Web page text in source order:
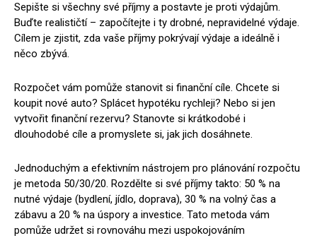
Sepište si všechny své příjmy a postavte je proti výdajům.
Buďte realističtí – započítejte i ty drobné, nepravidelné výdaje.
Cílem je zjistit, zda vaše příjmy pokrývají výdaje a ideálně i
něco zbývá.
Rozpočet vám pomůže stanovit si finanční cíle. Chcete si
koupit nové auto? Splácet hypotéku rychleji? Nebo si jen
vytvořit finanční rezervu? Stanovte si krátkodobé i
dlouhodobé cíle a promyslete si, jak jich dosáhnete.
Jednoduchým a efektivním nástrojem pro plánování rozpočtu
je metoda 50/30/20. Rozdělte si své příjmy takto: 50 % na
nutné výdaje (bydlení, jídlo, doprava), 30 % na volný čas a
zábavu a 20 % na úspory a investice. Tato metoda vám
pomůže udržet si rovnováhu mezi uspokojováním